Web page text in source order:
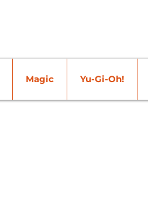
Magic Yu-Gi-Oh!